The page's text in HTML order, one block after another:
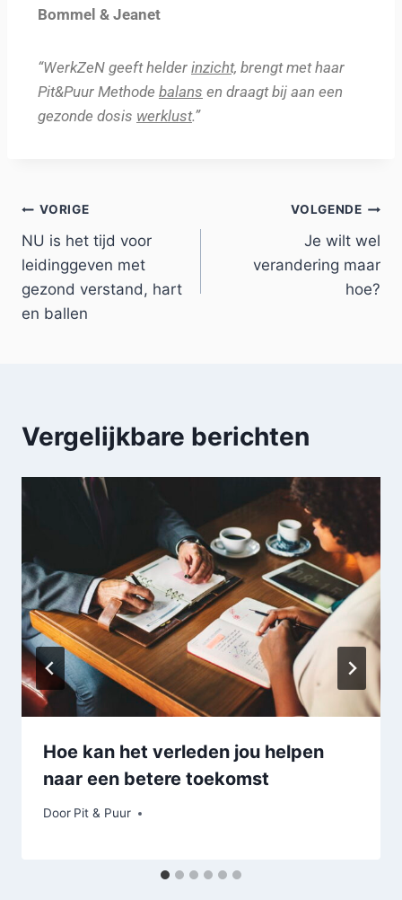
Bommel & Jeanet
“WerkZeN geeft helder inzicht, brengt met haar
Pit&Puur Methode balans en draagt bij aan een
gezonde dosis werklust.”
VORIGE
NU is het tijd voor
leidinggeven met
gezond verstand, hart
en ballen
VOLGENDE
Je wilt wel
verandering maar
hoe?
Vergelijkbare berichten
Hoe kan het verleden jou helpen
naar een betere toekomst
Door Pit & Puur